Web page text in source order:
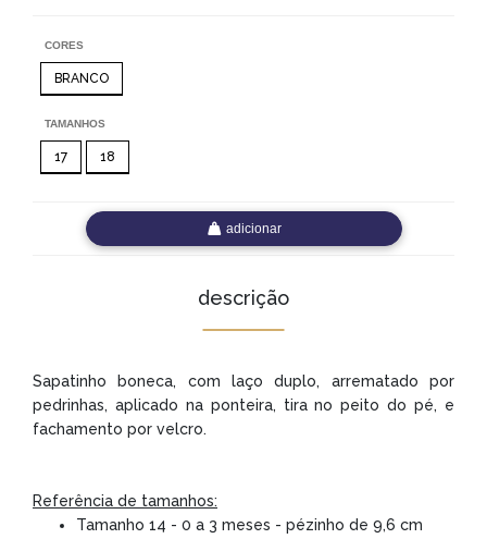
CORES
BRANCO
TAMANHOS
17 18
adicionar
descrição
Sapatinho boneca, com laço duplo, arrematado por
pedrinhas, aplicado na ponteira, tira no peito do pé, e
fachamento por velcro.
Referência de tamanhos:
Tamanho 14 - 0 a 3 meses - pézinho de 9,6 cm